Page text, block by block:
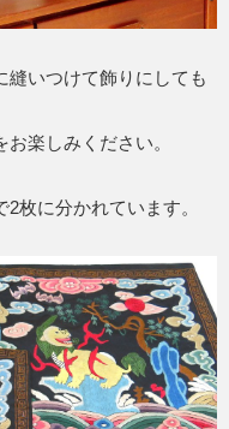
縫いつけて飾りにしても
楽しみください。
枚に分かれています。